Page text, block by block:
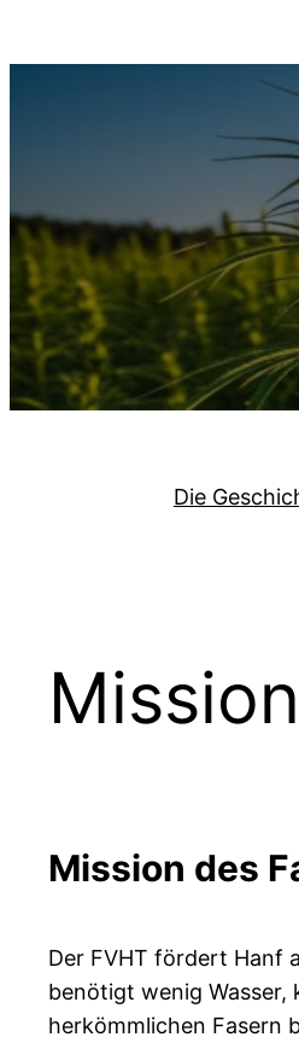
Inhalt
Die
Mission
Mission des
Der FVHT fördert Hanf
benötigt wenig
herkömmlichen Fasern